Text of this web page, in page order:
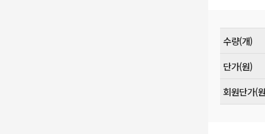
수량(개)
단가(원)
회원단가(